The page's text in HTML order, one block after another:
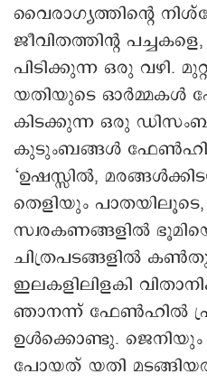
വൈരാഗ്യത്തിന്റെ
ജീവിതത്തിന്റ
പിടിക്കുന്ന ഒരു വഴി.
യതിയുടെ ഓര്‍മ്മകള്‍
കിടക്കുന്ന ഒരു
കുടുംബങ്ങള്‍
‘ഉഷസ്സില്‍,
തെളിയും
സ്വരകണങ്ങളില്‍
ചിത്രപടങ്ങളില്‍
ഇലകളിലിളകി
ഞാനന്ന് ഫേണ്‍ഹില്‍
ഉള്‍ക്കൊണ്ടു.
പോയത് യതി